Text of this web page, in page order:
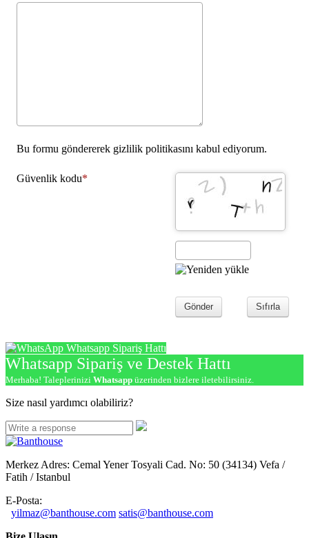
Bu formu göndererek gizlilik politikasını kabul ediyorum.
Güvenlik kodu
Gönder Sıfırla
Whatsapp Sipariş Hattı
Whatsapp Sipariş ve Destek Hattı
Merhaba! Taleplerinizi Whatsapp üzerinden bizlere iletebilirsiniz.
Size nasıl yardımcı olabiliriz?
Merkez Adres: Cemal Yener Tosyali Cad. No: 50 (34134) Vefa /
Fatih / Istanbul
E-Posta:
yilmaz@banthouse.com satis@banthouse.com